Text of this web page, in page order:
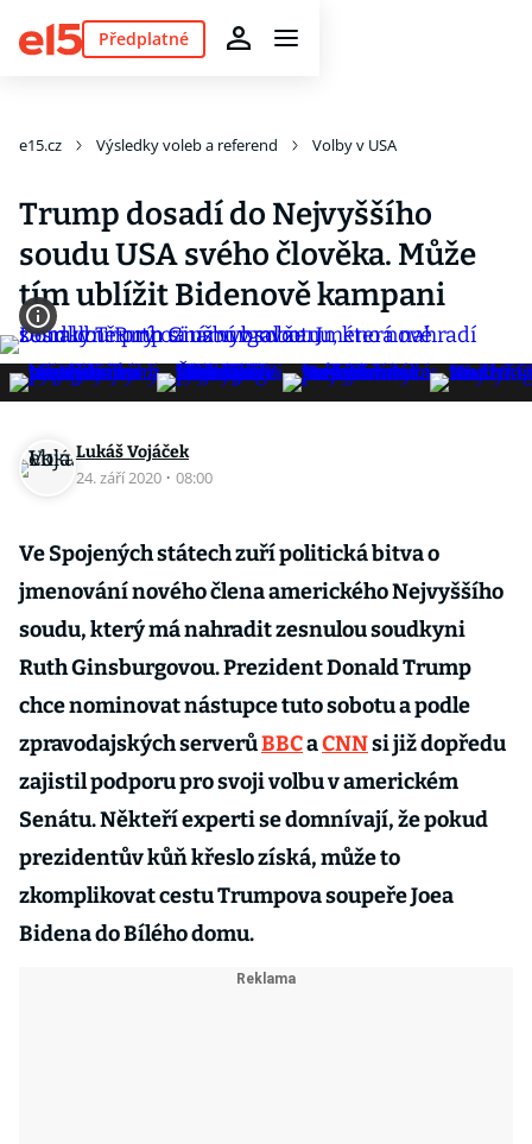
Předplatné
e15.cz Výsledky voleb a referend Volby v USA
Trump dosadí do Nejvyššího
soudu USA svého člověka. Může
tím ublížit Bidenově kampani
Lukáš Vojáček
24. září 2020 · 08:00
Ve Spojených státech zuří politická bitva o
jmenování nového člena amerického Nejvyššího
soudu, který má nahradit zesnulou soudkyni
Ruth Ginsburgovou. Prezident Donald Trump
chce nominovat nástupce tuto sobotu a podle
zpravodajských serverůBBCaCNNsi již dopředu
zajistil podporu pro svoji volbu v americkém
Senátu. Někteří experti se domnívají, že pokud
prezidentův kůň křeslo získá, může to
zkomplikovat cestu Trumpova soupeře Joea
Bidena do Bílého domu.